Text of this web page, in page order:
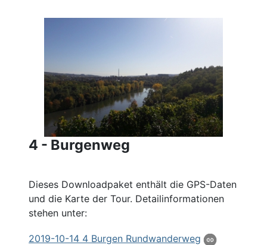
4 - Burgenweg
Dieses Downloadpaket enthält die GPS-Daten
und die Karte der Tour. Detailinformationen
stehen unter:
2019-10-14 4 Burgen Rundwanderweg